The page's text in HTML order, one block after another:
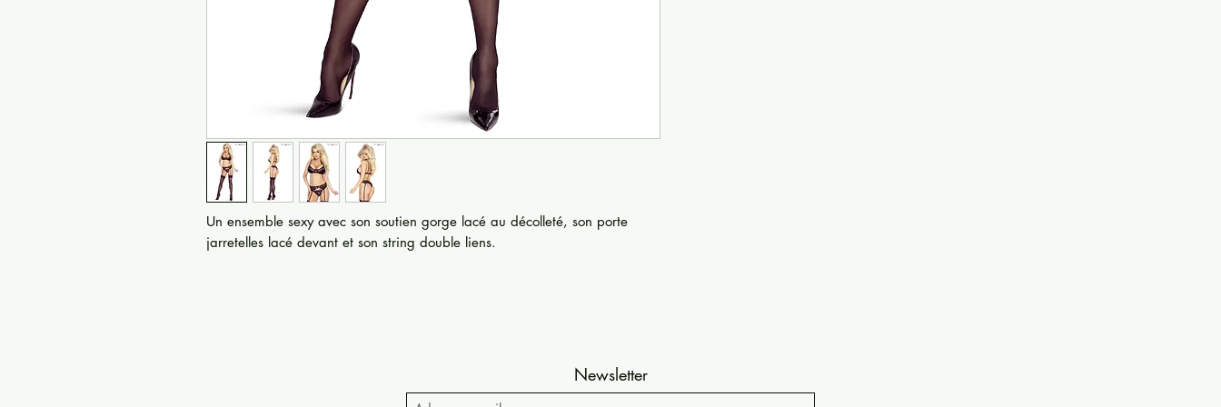
Un ensemble sexy avec son soutien gorge lacé au décolleté, son porte
jarretelles lacé devant et son string double liens.
Newsletter